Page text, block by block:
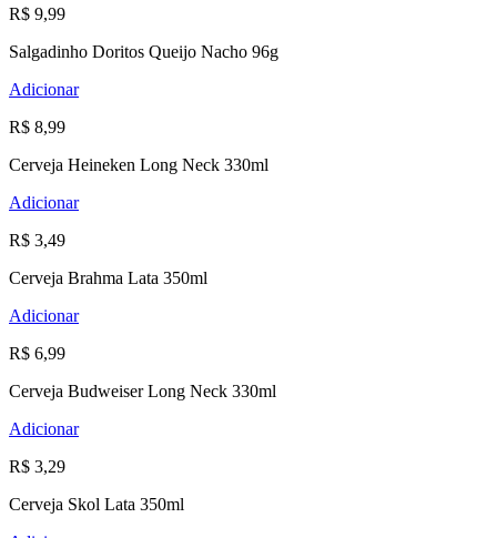
R$ 9,99
Salgadinho Doritos Queijo Nacho 96g
Adicionar
R$ 8,99
Cerveja Heineken Long Neck 330ml
Adicionar
R$ 3,49
Cerveja Brahma Lata 350ml
Adicionar
R$ 6,99
Cerveja Budweiser Long Neck 330ml
Adicionar
R$ 3,29
Cerveja Skol Lata 350ml